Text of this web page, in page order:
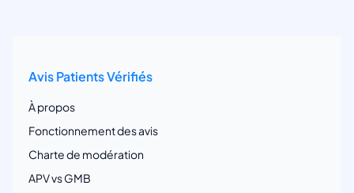
Avis Patients Vérifiés
À propos
Fonctionnement des avis
Charte de modération
APV vs GMB